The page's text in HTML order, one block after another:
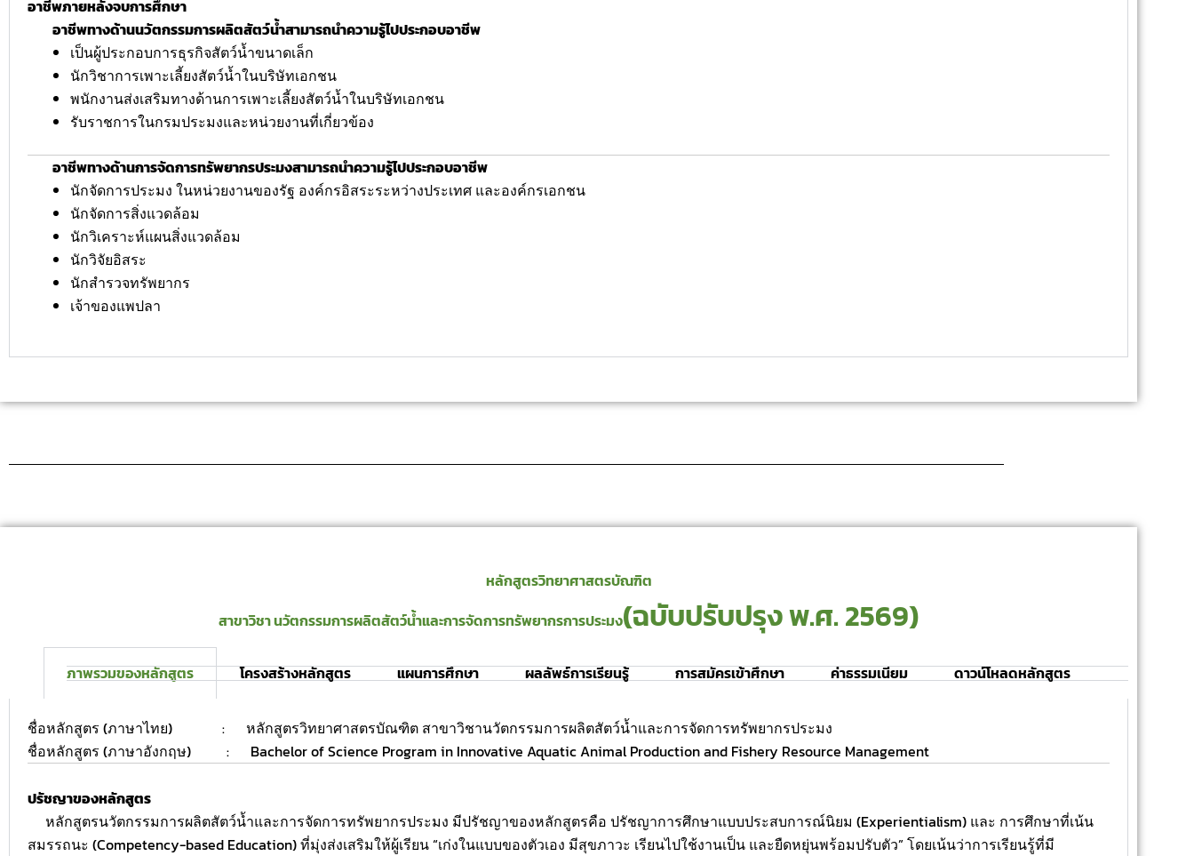
อาชีพภายหลังจบการศึกษา
อาชีพทางด้านนวัตกรรมการผลิตสัตว์น้ำสามารถนำความรู้ไปประกอบอาชีพ
เป็นผู้ประกอบการธุรกิจสัตว์น้ำขนาดเล็ก
นักวิชาการเพาะเลี้ยงสัตว์น้ำในบริษัทเอกชน
พนักงานส่งเสริมทางด้านการเพาะเลี้ยงสัตว์น้ำในบริษัทเอกชน
รับราชการในกรมประมงและหน่วยงานที่เกี่ยวข้อง
อาชีพทางด้านการจัดการทรัพยากรประมงสามารถนำความรู้ไปประกอบอาชีพ
นักจัดการประมง ในหน่วยงานของรัฐ องค์กรอิสระระหว่างประเทศ และองค์กรเอกชน
นักจัดการสิ่งแวดล้อม
นักวิเคราะห์แผนสิ่งแวดล้อม
นักวิจัยอิสระ
นักสำรวจทรัพยากร
เจ้าของแพปลา
หลักสูตรวิทยาศาสตรบัณฑิต
สาขาวิชา นวัตกรรมการผลิตสัตว์น้ำและการจัดการทรัพยากรการประมง(ฉบับปรับปรุง พ.ศ. 2569)
ภาพรวมของหลักสูตร โครงสร้างหลักสูตร แผนการศึกษา ผลลัพธ์การเรียนรู้ การสมัครเข้าศึกษา ค่าธรรมเนียม ดาวน์โหลดหลักสูตร
ชื่อหลักสูตร (ภาษาไทย) : หลักสูตรวิทยาศาสตรบัณฑิต สาขาวิชานวัตกรรมการผลิตสัตว์น้ำและการจัดการทรัพยากรประมง
ชื่อหลักสูตร (ภาษาอังกฤษ) : Bachelor of Science Program in Innovative Aquatic Animal Production and Fishery Resource Management
ปรัชญาของหลักสูตร
หลักสูตรนวัตกรรมการผลิตสัตว์น้ำและการจัดการทรัพยากรประมง มีปรัชญาของหลักสูตรคือ ปรัชญาการศึกษาแบบประสบการณ์นิยม (Experientialism) และ การศึกษาที่เน้น
สมรรถนะ (Competency-based Education) ที่มุ่งส่งเสริมให้ผู้เรียน “เก่งในแบบของตัวเอง มีสุขภาวะ เรียนไปใช้งานเป็น และยืดหยุ่นพร้อมปรับตัว” โดยเน้นว่าการเรียนรู้ที่มี